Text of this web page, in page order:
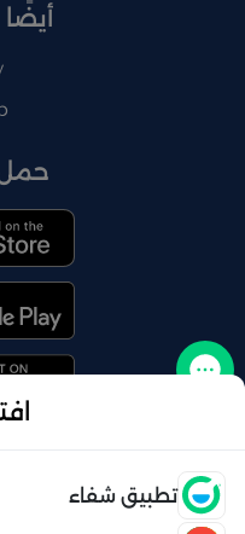
تطبيق شفاء
حمل
© 2026 شفاء . كل الحقوق محفوظة
تواصل معنا